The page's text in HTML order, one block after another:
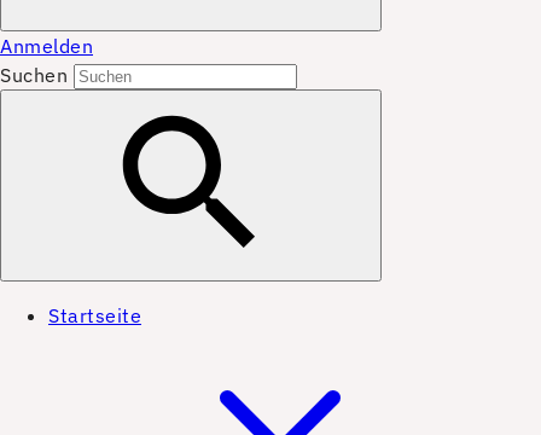
Anmelden
Suchen
Startseite